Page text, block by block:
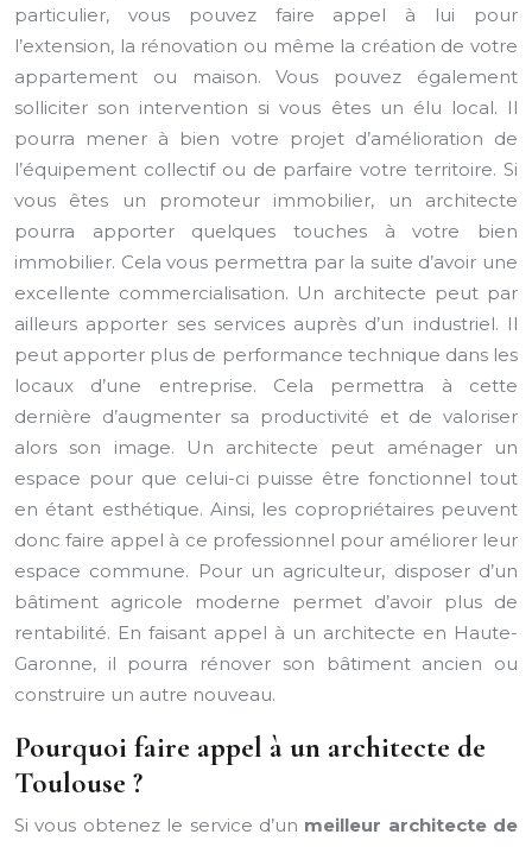
particulier, vous pouvez faire appel à lui pour
l’extension, la rénovation ou même la création de votre
appartement ou maison. Vous pouvez également
solliciter son intervention si vous êtes un élu local. Il
pourra mener à bien votre projet d’amélioration de
l’équipement collectif ou de parfaire votre territoire. Si
vous êtes un promoteur immobilier, un architecte
pourra apporter quelques touches à votre bien
immobilier. Cela vous permettra par la suite d’avoir une
excellente commercialisation. Un architecte peut par
ailleurs apporter ses services auprès d’un industriel. Il
peut apporter plus de performance technique dans les
locaux d’une entreprise. Cela permettra à cette
dernière d’augmenter sa productivité et de valoriser
alors son image. Un architecte peut aménager un
espace pour que celui-ci puisse être fonctionnel tout
en étant esthétique. Ainsi, les copropriétaires peuvent
donc faire appel à ce professionnel pour améliorer leur
espace commune. Pour un agriculteur, disposer d’un
bâtiment agricole moderne permet d’avoir plus de
rentabilité. En faisant appel à un architecte en Haute-
Garonne, il pourra rénover son bâtiment ancien ou
construire un autre nouveau.
Pourquoi faire appel à un architecte de
Toulouse ?
Si vous obtenez le service d’un meilleur architecte de